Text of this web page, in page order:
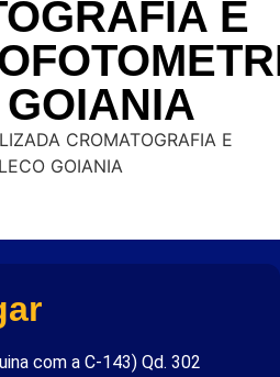
E
com a C-143) Qd. 302